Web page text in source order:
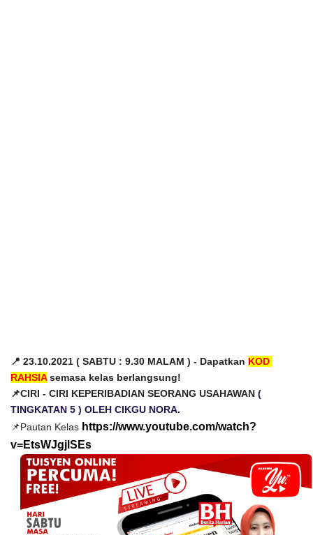
📍 23.10.2021 ( SABTU : 9.30 MALAM ) - Dapatkan KOD
RAHSIA semasa kelas berlangsung!
📌CIRI - CIRI KEPERIBADIAN SEORANG USAHAWAN (
TINGKATAN 5 ) OLEH CIKGU NORA.
📌Pautan Kelas https://www.youtube.com/watch?
v=EtsWJgjlSEs